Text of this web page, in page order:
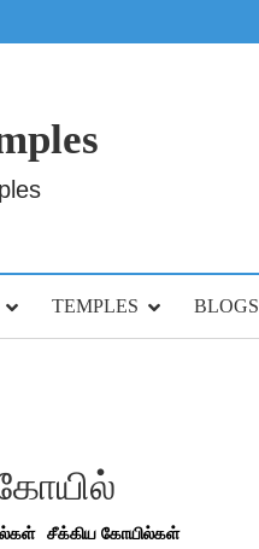
TEMPLES BLOGS
சீக்கிய கோயில்கள்